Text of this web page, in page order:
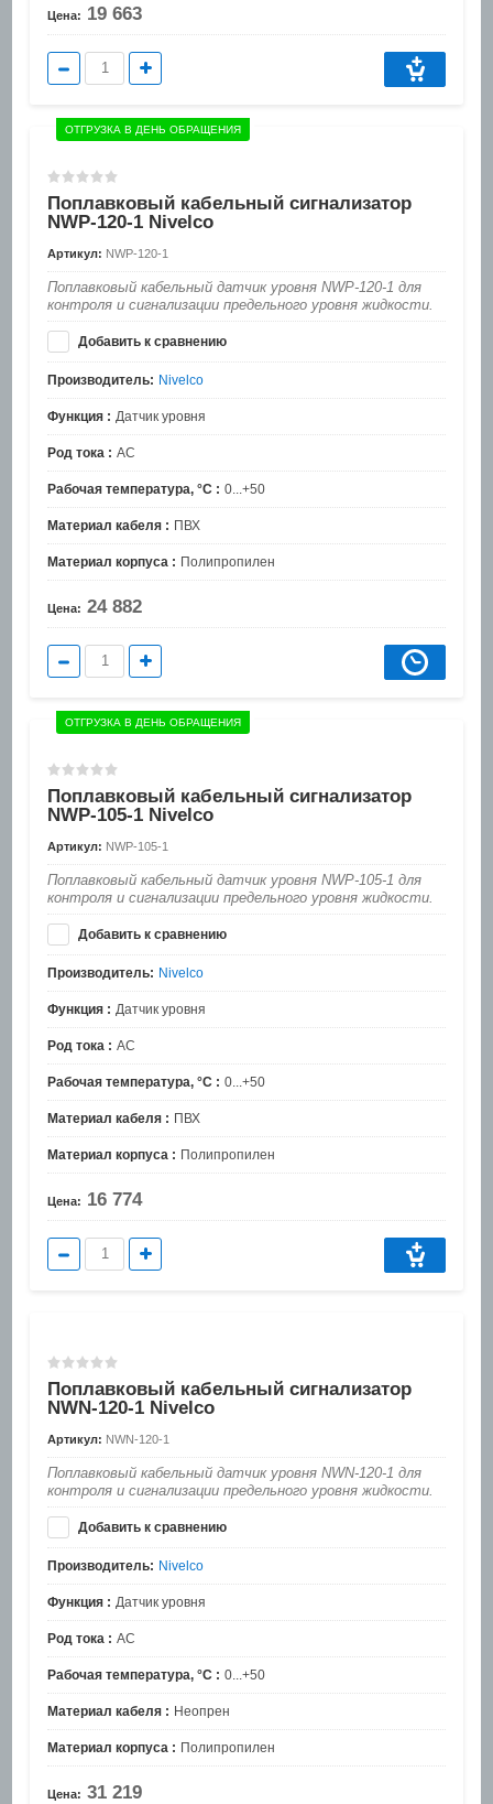
Цена: 19 663
ОТГРУЗКА В ДЕНЬ ОБРАЩЕНИЯ
Поплавковый кабельный сигнализатор
NWP-120-1 Nivelco
Артикул: NWP-120-1
Поплавковый кабельный датчик уровня NWP-120-1 для
контроля и сигнализации предельного уровня жидкости.
Добавить к сравнению
Производитель: Nivelco
Функция : Датчик уровня
Род тока : AC
Рабочая температура, °C : 0...+50
Материал кабеля : ПВХ
Материал корпуса : Полипропилен
Цена: 24 882
ОТГРУЗКА В ДЕНЬ ОБРАЩЕНИЯ
Поплавковый кабельный сигнализатор
NWP-105-1 Nivelco
Артикул: NWP-105-1
Поплавковый кабельный датчик уровня NWP-105-1 для
контроля и сигнализации предельного уровня жидкости.
Добавить к сравнению
Производитель: Nivelco
Функция : Датчик уровня
Род тока : AC
Рабочая температура, °C : 0...+50
Материал кабеля : ПВХ
Материал корпуса : Полипропилен
Цена: 16 774
Поплавковый кабельный сигнализатор
NWN-120-1 Nivelco
Артикул: NWN-120-1
Поплавковый кабельный датчик уровня NWN-120-1 для
контроля и сигнализации предельного уровня жидкости.
Добавить к сравнению
Производитель: Nivelco
Функция : Датчик уровня
Род тока : AC
Рабочая температура, °C : 0...+50
Материал кабеля : Неопрен
Материал корпуса : Полипропилен
Цена: 31 219